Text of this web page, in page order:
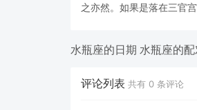
之亦然。如果是落在三官
水瓶座的日期 水瓶座的
评论列表 共有 0 条评论